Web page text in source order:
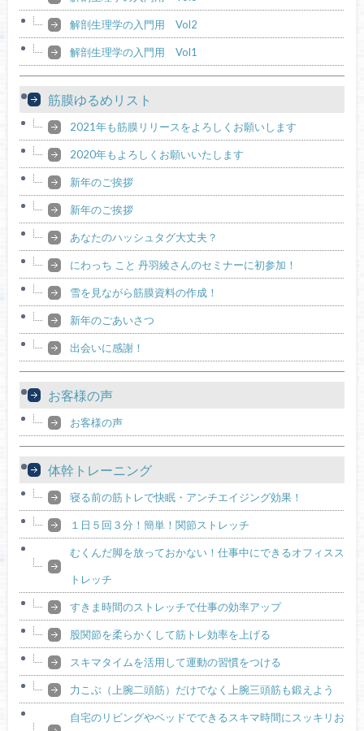
解剖生理学の入門用 Vol2
解剖生理学の入門用 Vol1
筋膜ゆるめリスト
2021年も筋膜リリースをよろしくお願いします
2020年もよろしくお願いいたします
新年のご挨拶
新年のご挨拶
あなたのハッシュタグ大丈夫？
にわっち こと 丹羽綾さんのセミナーに初参加！
雪を見ながら筋膜資料の作成！
新年のごあいさつ
出会いに感謝！
お客様の声
お客様の声
体幹トレーニング
寝る前の筋トレで快眠・アンチエイジング効果！
１日５回３分！簡単！関節ストレッチ
むくんだ脚を放っておかない！仕事中にできるオフィスス
トレッチ
すきま時間のストレッチで仕事の効率アップ
股関節を柔らかくして筋トレ効率を上げる
スキマタイムを活用して運動の習慣をつける
力こぶ（上腕二頭筋）だけでなく上腕三頭筋も鍛えよう
自宅のリビングやベッドでできるスキマ時間にスッキリお